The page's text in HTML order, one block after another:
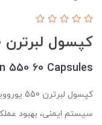
کپسول لبرترن 550 یوروویتال 60 عدد
550 60 Capsules
کپسول
سیستم ایمنی، بهبود